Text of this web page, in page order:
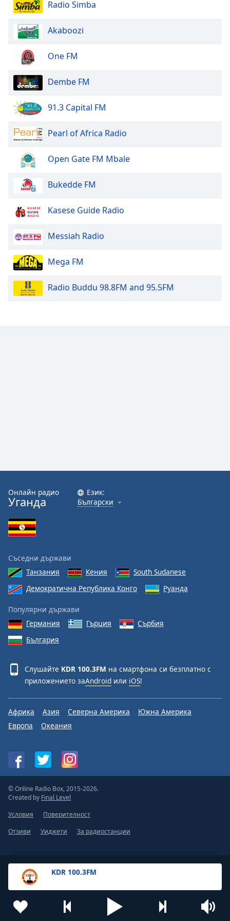
dialog
window.
close
window.
Text
Opacity
Background
Color
Opacity
Caption
Family
Reset
Done
Dialog
End
dialog
KDR 100.3FM
Radio Simba
Akaboozi
One FM
Dembe FM
91.3 Capital FM
Pearl of Africa Radio
Open Gate FM Mbale
Bukedde FM
Kasese Guide Radio
Messiah Radio
Mega FM
Radio Buddu 98.8FM and 95.5FM
Онлайн радио
Уганда
Език:
Български
Съседни държави
Танзания
Кения
South Sudanese
Демократична Република Конго
Руанда
Популярни държави
Германия
Гърция
Сърбия
България
Слушайте KDR 100.3FM на смартфона си безплатно с
приложението заAndroid или iOS!
Африка Азия Северна Америка
Южна Америка
Европа
Океания
© Online Radio Box, 2015-2026.
Created by Final Level
Условия
Поверителност
Отзиви
Уиджети За радиостанции